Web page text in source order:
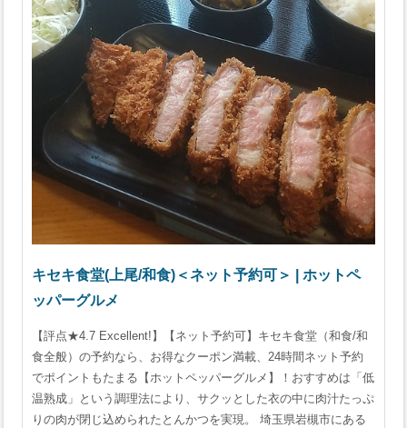
キセキ食堂(上尾/和食)＜ネット予約可＞ | ホットペ
ッパーグルメ
【評点★4.7 Excellent!】【ネット予約可】キセキ食堂（和食/和
食全般）の予約なら、お得なクーポン満載、24時間ネット予約
でポイントもたまる【ホットペッパーグルメ】！おすすめは「低
温熟成」という調理法により、サクッとした衣の中に肉汁たっぷ
りの肉が閉じ込められたとんかつを実現。 埼玉県岩槻市にある